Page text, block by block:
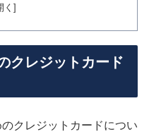
クレジットカード
クレジットカードについ